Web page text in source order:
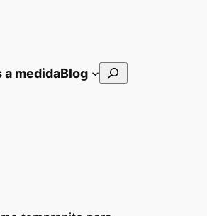
a medidaBlog Buscar